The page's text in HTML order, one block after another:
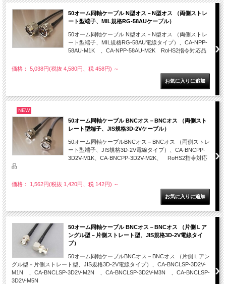
50オーム同軸ケーブル N型オス－N型オス （両側ストレ
ート型端子、MIL規格RG-58AUケーブル）
50オーム同軸ケーブル N型オス－N型オス （両側ストレ
ート型端子、MIL規格RG-58AU電線タイプ）、CA-NPP-
58AU-M1K 、CA-NPP-58AU-M2K RoHS2指令対応品
価格： 5,038円(税抜 4,580円、税 458円) ～
NEW
50オーム同軸ケーブル BNCオス－BNCオス （両側スト
レート型端子、JIS規格3D-2Vケーブル）
50オーム同軸ケーブルBNCオス－BNCオス （両側ストレ
ート型端子、JIS規格3D-2V電線タイプ）、CA-BNCPP-
3D2V-M1K、CA-BNCPP-3D2V-M2K、 RoHS2指令対応
品
価格： 1,562円(税抜 1,420円、税 142円) ～
50オーム同軸ケーブル BNCオス－BNCオス （片側Ｌア
ングル型－片側ストレート型、JIS規格3D-2V電線タイ
プ）
50オーム同軸ケーブルBNCオス－BNCオス （片側Ｌアン
グル型－片側ストレート型、JIS規格3D-2V電線タイプ）、CA-BNCLSP-3D2V-
M1N 、CA-BNCLSP-3D2V-M2N 、CA-BNCLSP-3D2V-M3N 、CA-BNCLSP-
3D2V-M5N